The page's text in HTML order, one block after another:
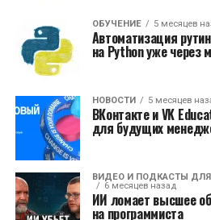
ОБУЧЕНИЕ 5 месяцев
Автоматизация
на Python уже через
НОВОСТИ 5 месяцев
ВКонтакте и VK
для будущих
ВИДЕО И ПОДКАСТЫ ДЛЯ
6 месяцев назад
ИИ ломает высшее
на программиста